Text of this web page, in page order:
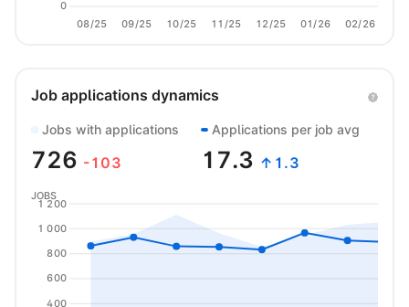
08/25 09/25 10/25 11/25 12/25 01/26 02/26
0
Job applications dynamics
Jobs with applications
726 -103
Applications per job avg
17.3 ↑1.3
400
600
800
1 000
1 200
JOBS